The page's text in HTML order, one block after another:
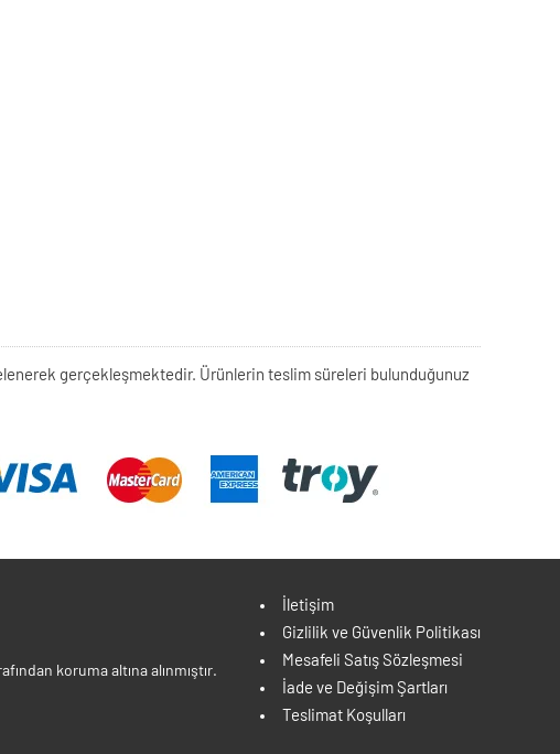
gerçekleşmektedir. Ürünlerin teslim süreleri bulunduğunuz
koruma altına alınmıştır.
İletişim
Gizlilik ve Güvenlik Politikası
Mesafeli Satış Sözleşmesi
İade ve Değişim Şartları
Teslimat Koşulları